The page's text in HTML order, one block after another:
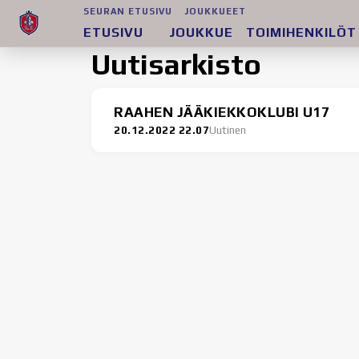
SEURAN ETUSIVU JOUKKUEET
ETUSIVU JOUKKUE TOIMIHENKILÖT
Uutisarkisto
RAAHEN JÄÄKIEKKOKLUBI U17
20.12.2022 22.07Uutinen